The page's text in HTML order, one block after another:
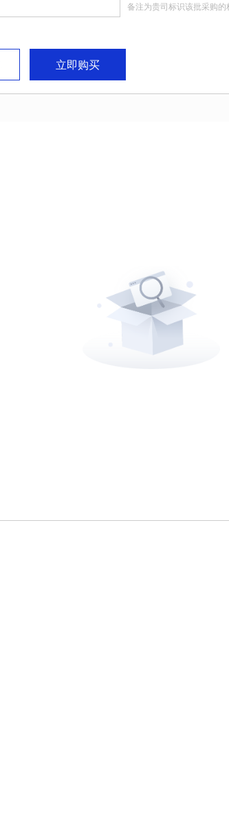
备注为贵司标识该批采购的
立即购买